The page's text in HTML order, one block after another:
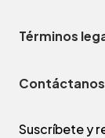
Términos
Contáctanos
Suscríbete y